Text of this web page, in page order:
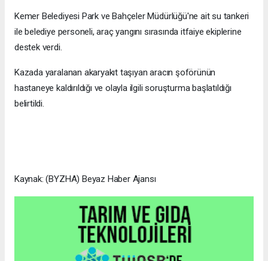
Kemer Belediyesi Park ve Bahçeler Müdürlüğü'ne ait su tankeri
ile belediye personeli, araç yangını sırasında itfaiye ekiplerine
destek verdi.
Kazada yaralanan akaryakıt taşıyan aracın şoförünün
hastaneye kaldırıldığı ve olayla ilgili soruşturma başlatıldığı
belirtildi.
Kaynak: (BYZHA) Beyaz Haber Ajansı